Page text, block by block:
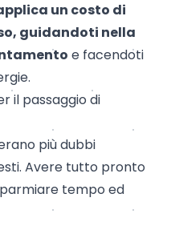
un costo di
guidandoti nella
e facendoti
il passaggio di
più dubbi
Avere tutto pronto
tempo ed